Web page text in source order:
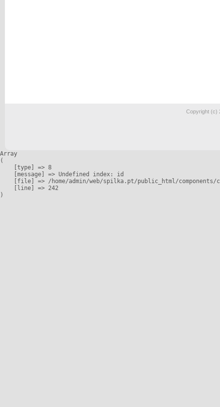
Copyright (c)
Array
(
    [type] => 8
    [message] => Undefined index: id
[file] => /home/admin/web/spilka.pt/public_html/
    [line] => 242